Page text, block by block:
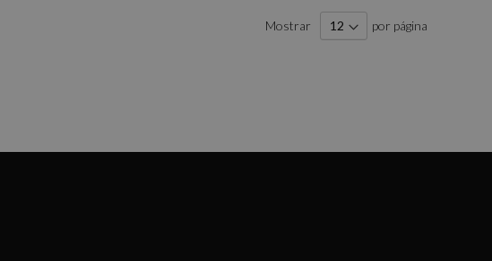
Mostrar por página